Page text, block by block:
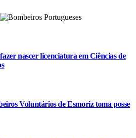
nascer licenciatura em Ciências de
Voluntários de Esmoriz toma posse